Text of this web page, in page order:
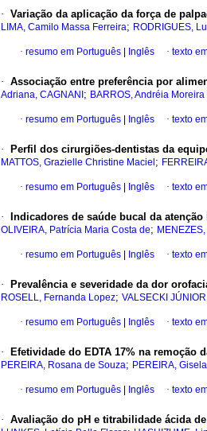
· Variação da aplicação da força de
LIMA, Camilo Massa Ferreira; RODRIGUES,
· resumo em Português Inglês · texto
· Associação entre preferência por
Adriana, CAGNANI ; BARROS, Andréia
· resumo em Português Inglês · texto
· Perfil dos cirurgiões-dentistas da
MATTOS, Grazielle Christine Maciel ;
· resumo em Português Inglês · texto
· Indicadores de saúde bucal da
OLIVEIRA, Patrícia Maria Costa de;
· resumo em Português Inglês · texto
· Prevalência e severidade da dor
ROSELL, Fernanda Lopez; VALSECKI
· resumo em Português Inglês · texto
· Efetividade do EDTA 17% na remoção
PEREIRA, Rosana de Souza; PEREIRA,
· resumo em Português Inglês · texto
· Avaliação do pH e titrabilidade ácida